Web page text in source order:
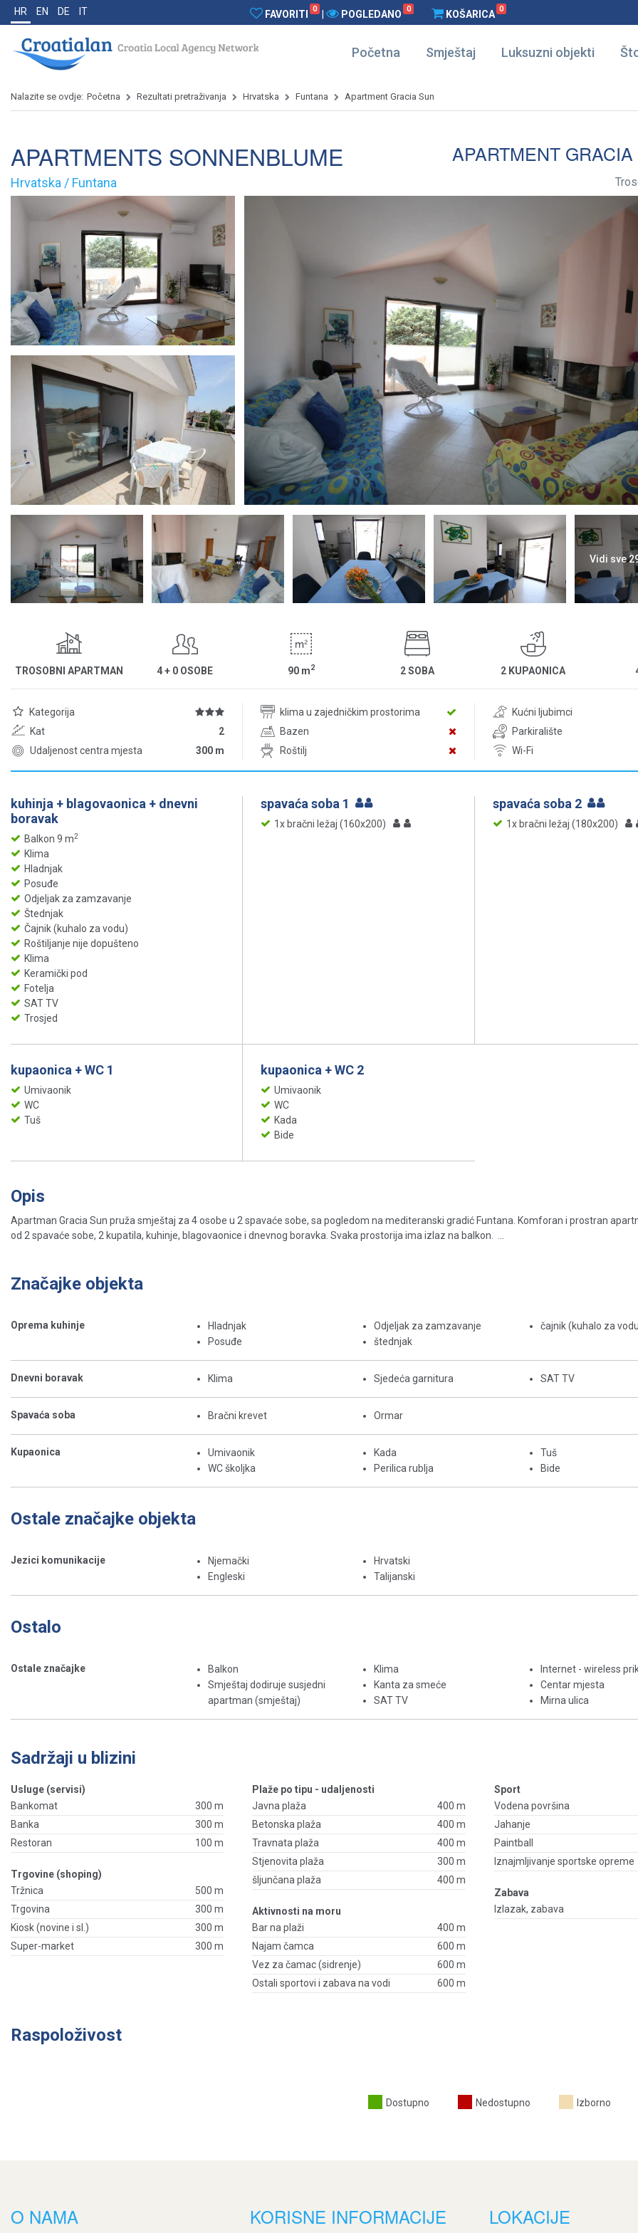
HR EN DE IT FAVORITI 0 POGLEDANO 0 KOŠARICA 0
Početna Smještaj Luksuzni objekti
Nalazite se ovdje: Početna Rezultati pretraživanja Hrvatska Funtana Apartment Gracia Sun
APARTMENTS SONNENBLUME APARTMENT
Hrvatska / Funtana
Vidi sve
TROSOBNI APARTMAN 4 + 0 OSOBE 90 m2 2 SOBA 2 KUPAONICA
Kategorija klima u zajedničkim prostorima
Kućni ljubimci
Kat
2 Bazen
Parkiralište
Udaljenost centra mjesta
300 m Roštilj Wi-Fi
kuhinja + blagovaonica + dnevni
boravak
Balkon 9 m2
Klima
Hladnjak
Posuđe
Odjeljak za zamzavanje
Štednjak
Čajnik (kuhalo za vodu)
Roštiljanje nije dopušteno
Klima
Keramički pod
Fotelja
SAT TV
Trosjed
spavaća soba 1
1x bračni ležaj (160x200)
spavaća soba 2
1x bračni ležaj (180x200)
kupaonica + WC 1
Umivaonik
WC
Tuš
kupaonica + WC 2
Umivaonik
WC
Kada
Bide
Opis
Apartman Gracia Sun pruža smještaj za 4 osobe u 2 spavaće sobe, sa pogledom na mediteranski gradić Funtana. Komforan i prostran
od 2 spavaće sobe, 2 kupatila, kuhinje, blagovaonice i dnevnog boravka. Svaka prostorija ima izlaz na balkon. ...
Značajke objekta
Oprema kuhinje
Hladnjak
Posuđe
Odjeljak za zamzavanje
štednjak
čajnik (kuhalo za
Dnevni boravak Klima Sjedeća garnitura SAT TV
Spavaća soba Bračni krevet Ormar
Kupaonica
Umivaonik
WC školjka
Kada
Perilica rublja
Tuš
Bide
Ostale značajke objekta
Jezici komunikacije
Njemački
Engleski
Hrvatski
Talijanski
Ostalo
Ostale značajke
Balkon
Smještaj dodiruje susjedni
apartman (smještaj)
Klima
Kanta za smeće
SAT TV
Internet - wireless
Centar mjesta
Mirna ulica
Sadržaji u blizini
Usluge (servisi)
Bankomat
300 m
Banka
300 m
Restoran
100 m
Trgovine (shoping)
Tržnica
500 m
Trgovina
300 m
Kiosk (novine i sl.)
300 m
Super-market
300 m
Plaže po tipu - udaljenosti
Javna plaža
400 m
Betonska plaža
400 m
Travnata plaža
400 m
Stjenovita plaža
300 m
šljunčana plaža
400 m
Aktivnosti na moru
Bar na plaži
400 m
Najam čamca
600 m
Vez za čamac (sidrenje)
600 m
Ostali sportovi i zabava na vodi
600 m
Sport
Vodena površina
Jahanje
Paintball
Iznajmljivanje sportske opreme
Zabava
Izlazak, zabava
Raspoloživost
Dostupno Nedostupno Izborno
O NAMA KORISNE INFORMACIJE LOKACIJE